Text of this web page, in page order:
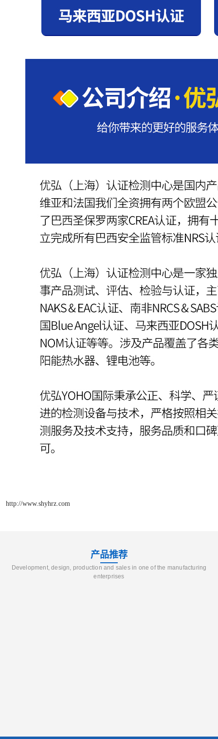
http://www.shyhrz.com
产品推荐
Development, design, production and sales in one of the manufacturing
enterprises